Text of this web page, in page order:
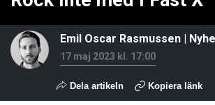
Emil Oscar Rasmussen |
17 maj 2023 kl. 17:00
Dela artikeln Kopiera länk